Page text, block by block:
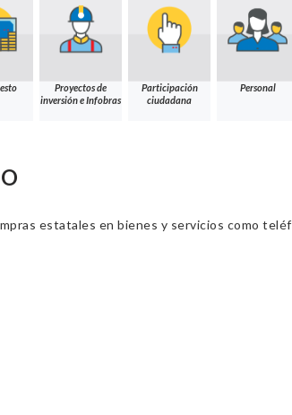
Proyectos de
inversión e Infobras
Participación
ciudadana
Personal
estatales en bienes y servicios como